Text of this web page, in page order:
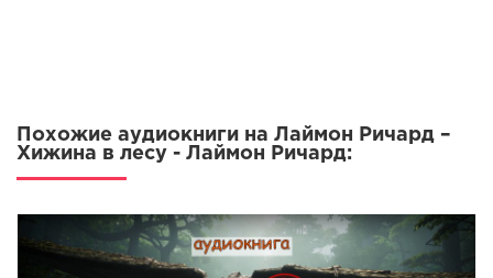
Похожие аудиокниги на Лаймон Ричард –
Хижина в лесу - Лаймон Ричард: